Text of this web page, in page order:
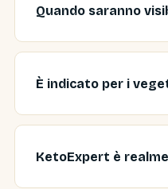
Quando saranno
È indicato per i
KetoExpert è